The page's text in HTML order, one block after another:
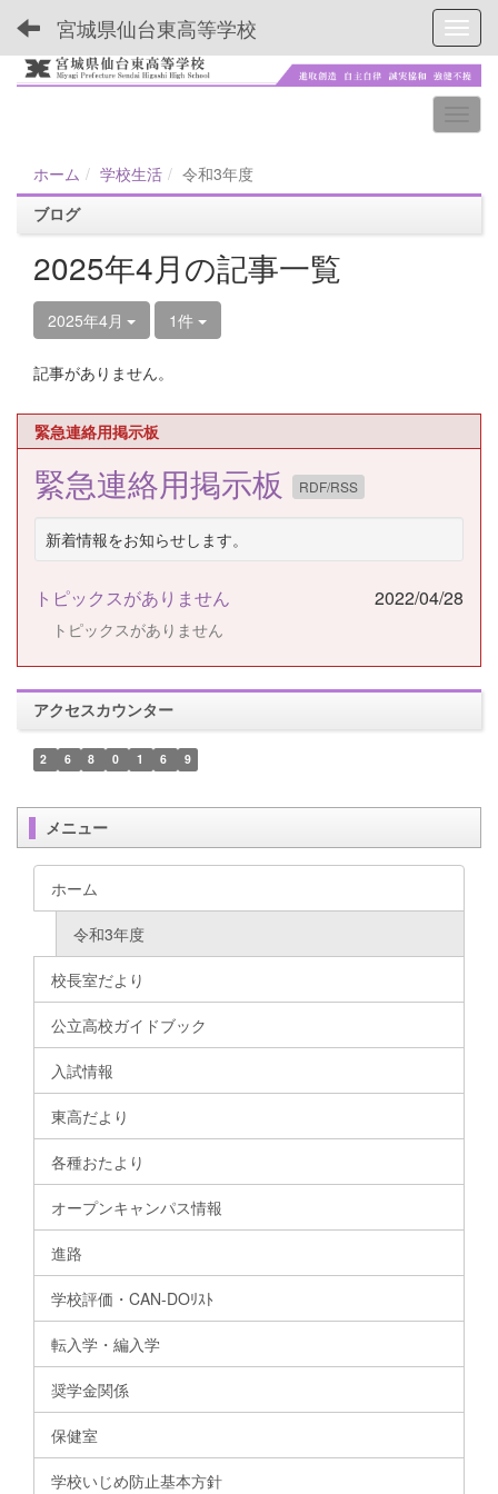
宮城県仙台東高等学校
ホーム 学校生活
令和3年度
ブログ
2025年4月の記事一覧
2025年4月 1件
記事がありません。
緊急連絡用掲示板
緊急連絡用掲示板 RDF/RSS
新着情報をお知らせします。
トピックスがありません 2022/04/28
トピックスがありません
アクセスカウンター
2 6 8 0 1 6 9
メニュー
ホーム
令和3年度
校長室だより
公立高校ガイドブック
入試情報
東高だより
各種おたより
オープンキャンパス情報
進路
学校評価・CAN-DOﾘｽﾄ
転入学・編入学
奨学金関係
保健室
学校いじめ防止基本方針